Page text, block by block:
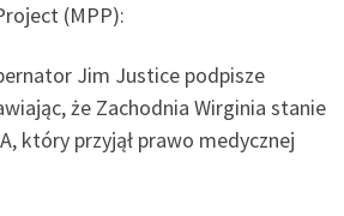
(MPP):
Jim Justice podpisze
że Zachodnia Wirginia stanie
który przyjął prawo medycznej